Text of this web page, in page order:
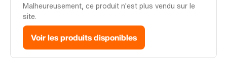
Malheureusement, ce produit n'est plus vendu sur le
site.
Voir les produits disponibles